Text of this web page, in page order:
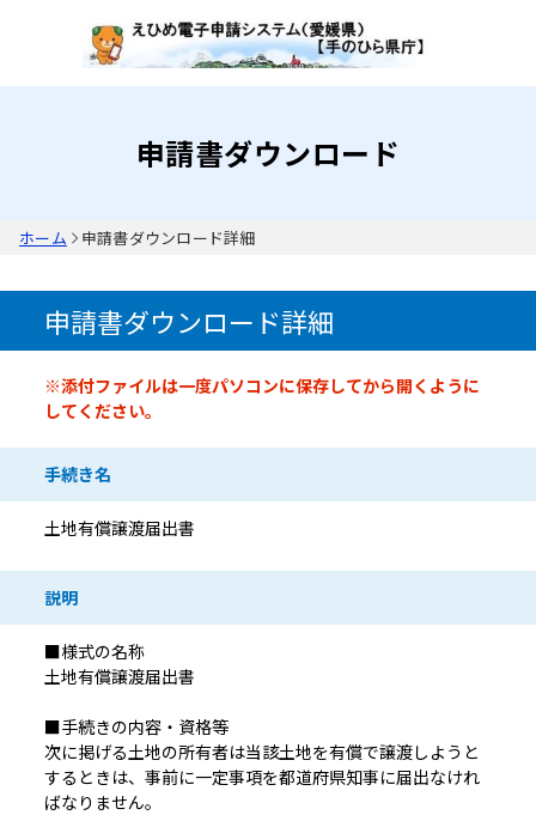
申請書ダウンロード
ホーム 申請書ダウンロード詳細
申請書ダウンロード詳細
申請書情報※添付ファイルは一度パソコンに保存してから開くように
してください。
手続き名
土地有償譲渡届出書
説明
■様式の名称
土地有償譲渡届出書
■手続きの内容・資格等
次に掲げる土地の所有者は当該土地を有償で譲渡しようと
するときは、事前に一定事項を都道府県知事に届出なけれ
ばなりません。